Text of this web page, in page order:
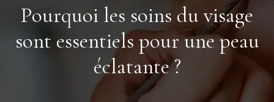
Pourquoi les soins du visage
sont essentiels pour une peau
éclatante ?